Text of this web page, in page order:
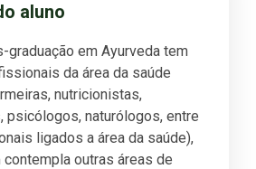
aluno
graduação em Ayurveda tem
da área da saúde
nutricionistas,
psicólogos, naturólogos, entre
ligados a área da saúde),
outras áreas de